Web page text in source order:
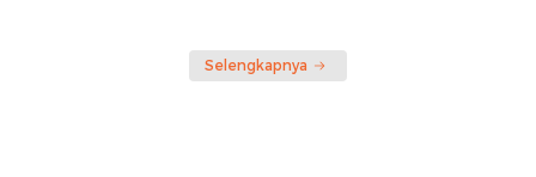
Selengkapnya